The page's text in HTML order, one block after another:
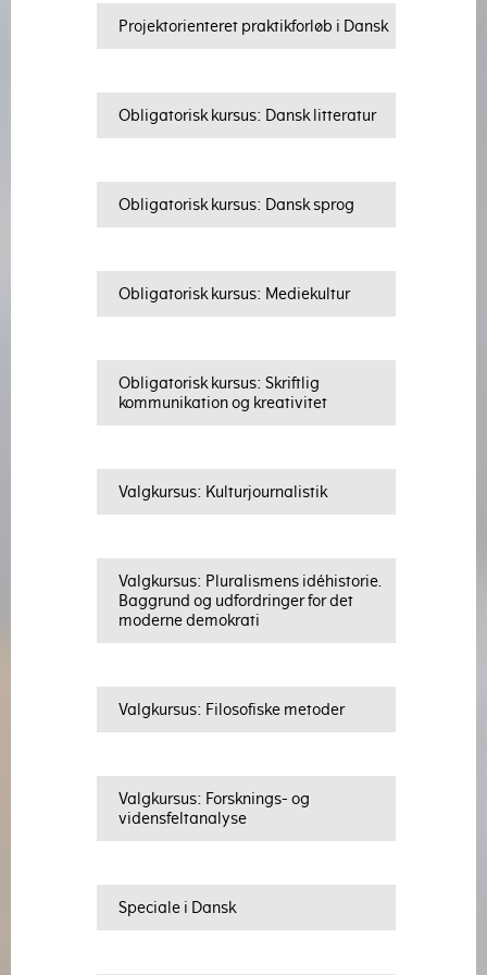
Projektorienteret praktikforløb i Dansk
Obligatorisk kursus: Dansk litteratur
Obligatorisk kursus: Dansk sprog
Obligatorisk kursus: Mediekultur
Obligatorisk kursus: Skriftlig
kommunikation og kreativitet
Valgkursus: Kulturjournalistik
Valgkursus: Pluralismens idéhistorie.
Baggrund og udfordringer for det
moderne demokrati
Valgkursus: Filosofiske metoder
Valgkursus: Forsknings- og
vidensfeltanalyse
Speciale i Dansk